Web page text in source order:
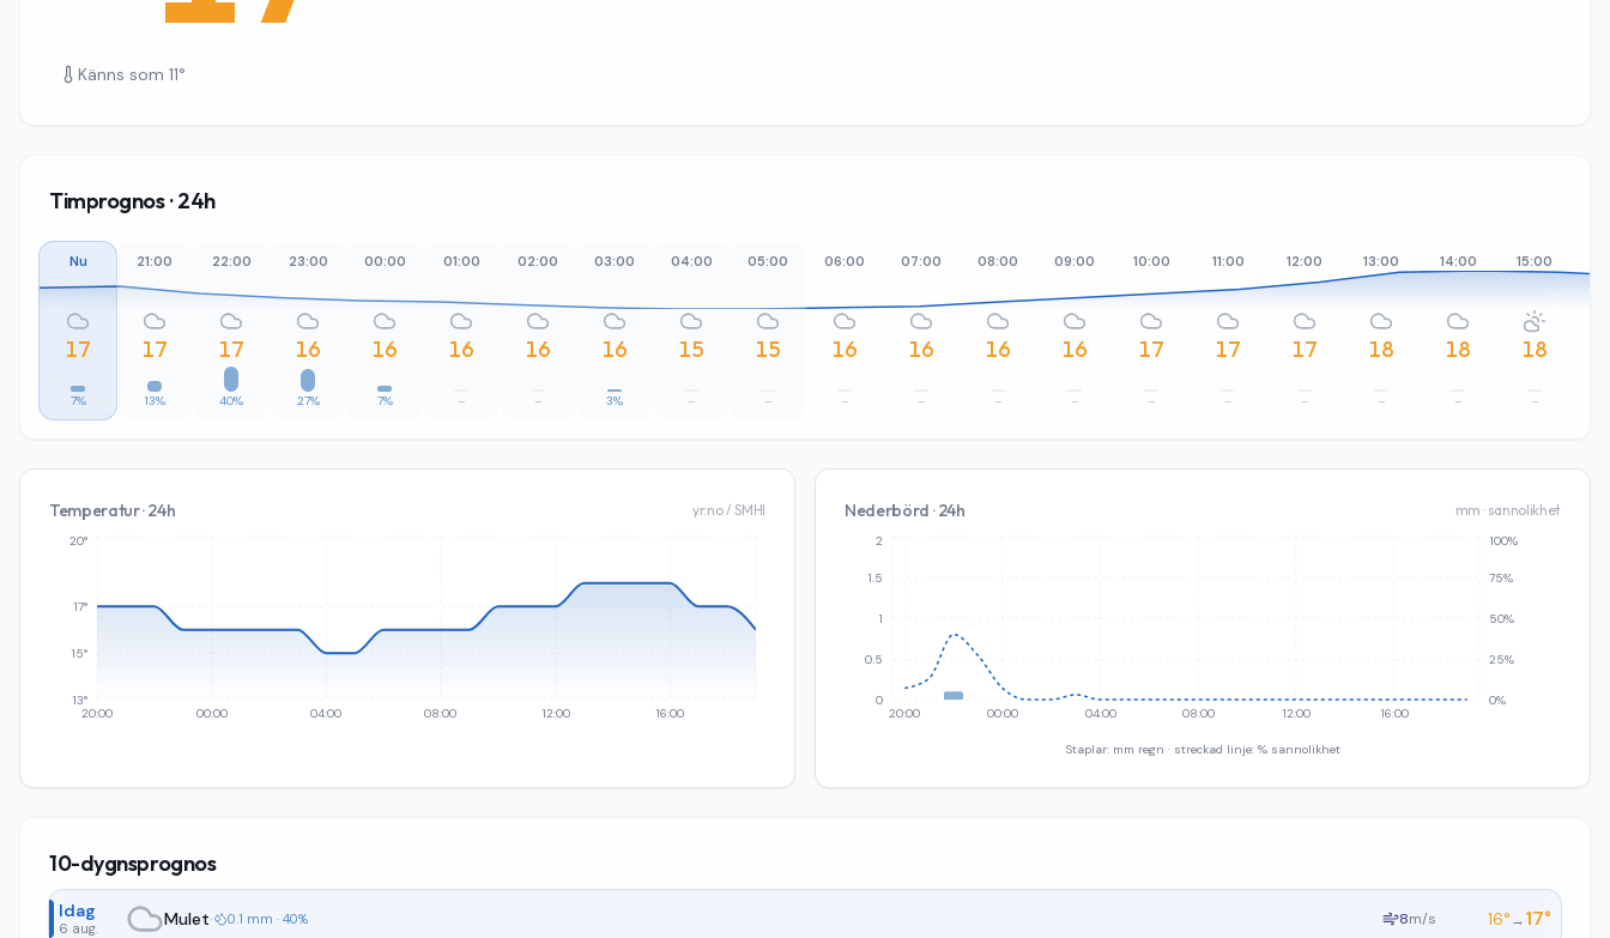
Känns som 11°
Timprognos · 24h
Nu
17
7%
21:00
17
13%
22:00
17
40%
23:00
16
27%
00:00
16
7%
01:00
16
–
02:00
16
–
03:00
16
3%
04:00
15
–
05:00
15
–
06:00
16
–
07:00
16
–
08:00
16
–
09:00
16
–
10:00
17
–
11:00
17
–
12:00
17
–
13:00
18
–
14:00
18
–
15:00
18
–
Temperatur · 24h yr.no / SMHI
20:00 00:00 04:00 08:00 12:00 16:00
13°
15°
17°
20°
Nederbörd · 24h mm · sannolikhet
20:00 00:00 04:00 08:00 12:00 16:00
0
0.5
1
1.5
2
0%
25%
50%
75%
100%
Staplar: mm regn · streckad linje: % sannolikhet
10-dygnsprognos
Idag
6 aug. Mulet· 0.1 mm · 40% 8m/s 16°→17°